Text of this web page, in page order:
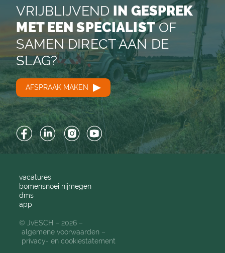
VRIJBLIJVEND IN GESPREK
MET EEN SPECIALISTOF
SAMEN DIRECT AAN DE
SLAG?
AFSPRAAK MAKEN
FacebookLinkedInInstagramYouTube
vacatures
bomensnoei nijmegen
dms
app
© JvESCH – 2026 –
algemene voorwaarden
privacy- en cookiestatement